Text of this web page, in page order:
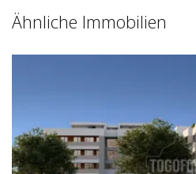
Ähnliche Immobilien